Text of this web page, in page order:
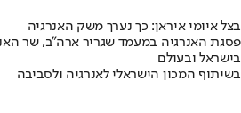
בצל איומי איראן: כך נערך משק האנרגיה
פסגת האנרגיה במעמד שגריר ארה"ב, שר
בישראל ובעולם
בשיתוף המכון הישראלי לאנרגיה ולסביבה